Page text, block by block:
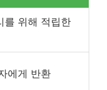
를 위해 적립한
에게 반환